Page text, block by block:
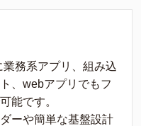
務系アプリ、組み込
、webアプリでもフ
能です。
ーや簡単な基盤設計